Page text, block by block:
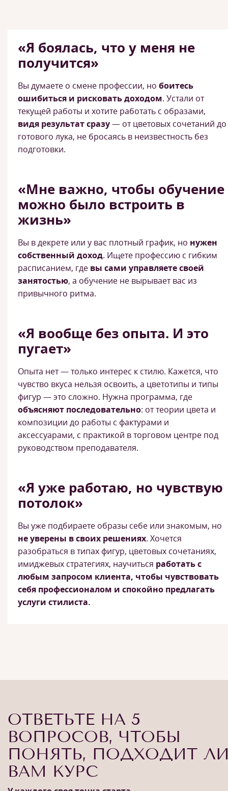
«Я боялась, что у меня не
получится»
Вы думаете о смене профессии, но боитесь
ошибиться и рисковать доходом. Устали от
текущей работы и хотите работать с образами,
видя результат сразу— от цветовых сочетаний до
готового лука, не бросаясь в неизвестность без
подготовки.
«Мне важно, чтобы обучение
можно было встроить в
жизнь»
Вы в декрете или у вас плотный график, но нужен
собственный доход. Ищете профессию с гибким
расписанием, где вы сами управляете своей
занятостью, а обучение не вырывает вас из
привычного ритма.
«Я вообще без опыта. И это
пугает»
Опыта нет — только интерес к стилю. Кажется, что
чувство вкуса нельзя освоить, а цветотипы и типы
фигур — это сложно. Нужна программа, где
объясняют последовательно: от теории цвета и
композиции до работы с фактурами и
аксессуарами, с практикой в торговом центре под
руководством преподавателя.
«Я уже работаю, но чувствую
потолок»
Вы уже подбираете образы себе или знакомым, но
не уверены в своих решениях. Хочется
разобраться в типах фигур, цветовых сочетаниях,
имиджевых стратегиях, научиться работать с
любым запросом клиента, чтобы чувствовать
себя профессионалом и спокойно предлагать
услуги стилиста.
ОТВЕТЬТЕ НА 5
ВОПРОСОВ, ЧТОБЫ
ПОНЯТЬ, ПОДХОДИТ
ВАМ КУРС